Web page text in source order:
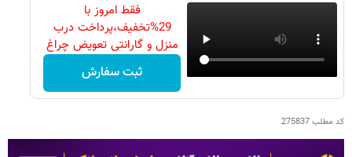
فقط امروز با
29%تخفیف،پرداخت درب
منزل و گارانتی تعویض چراغ
ثبت سفارش
کد مطلب275837